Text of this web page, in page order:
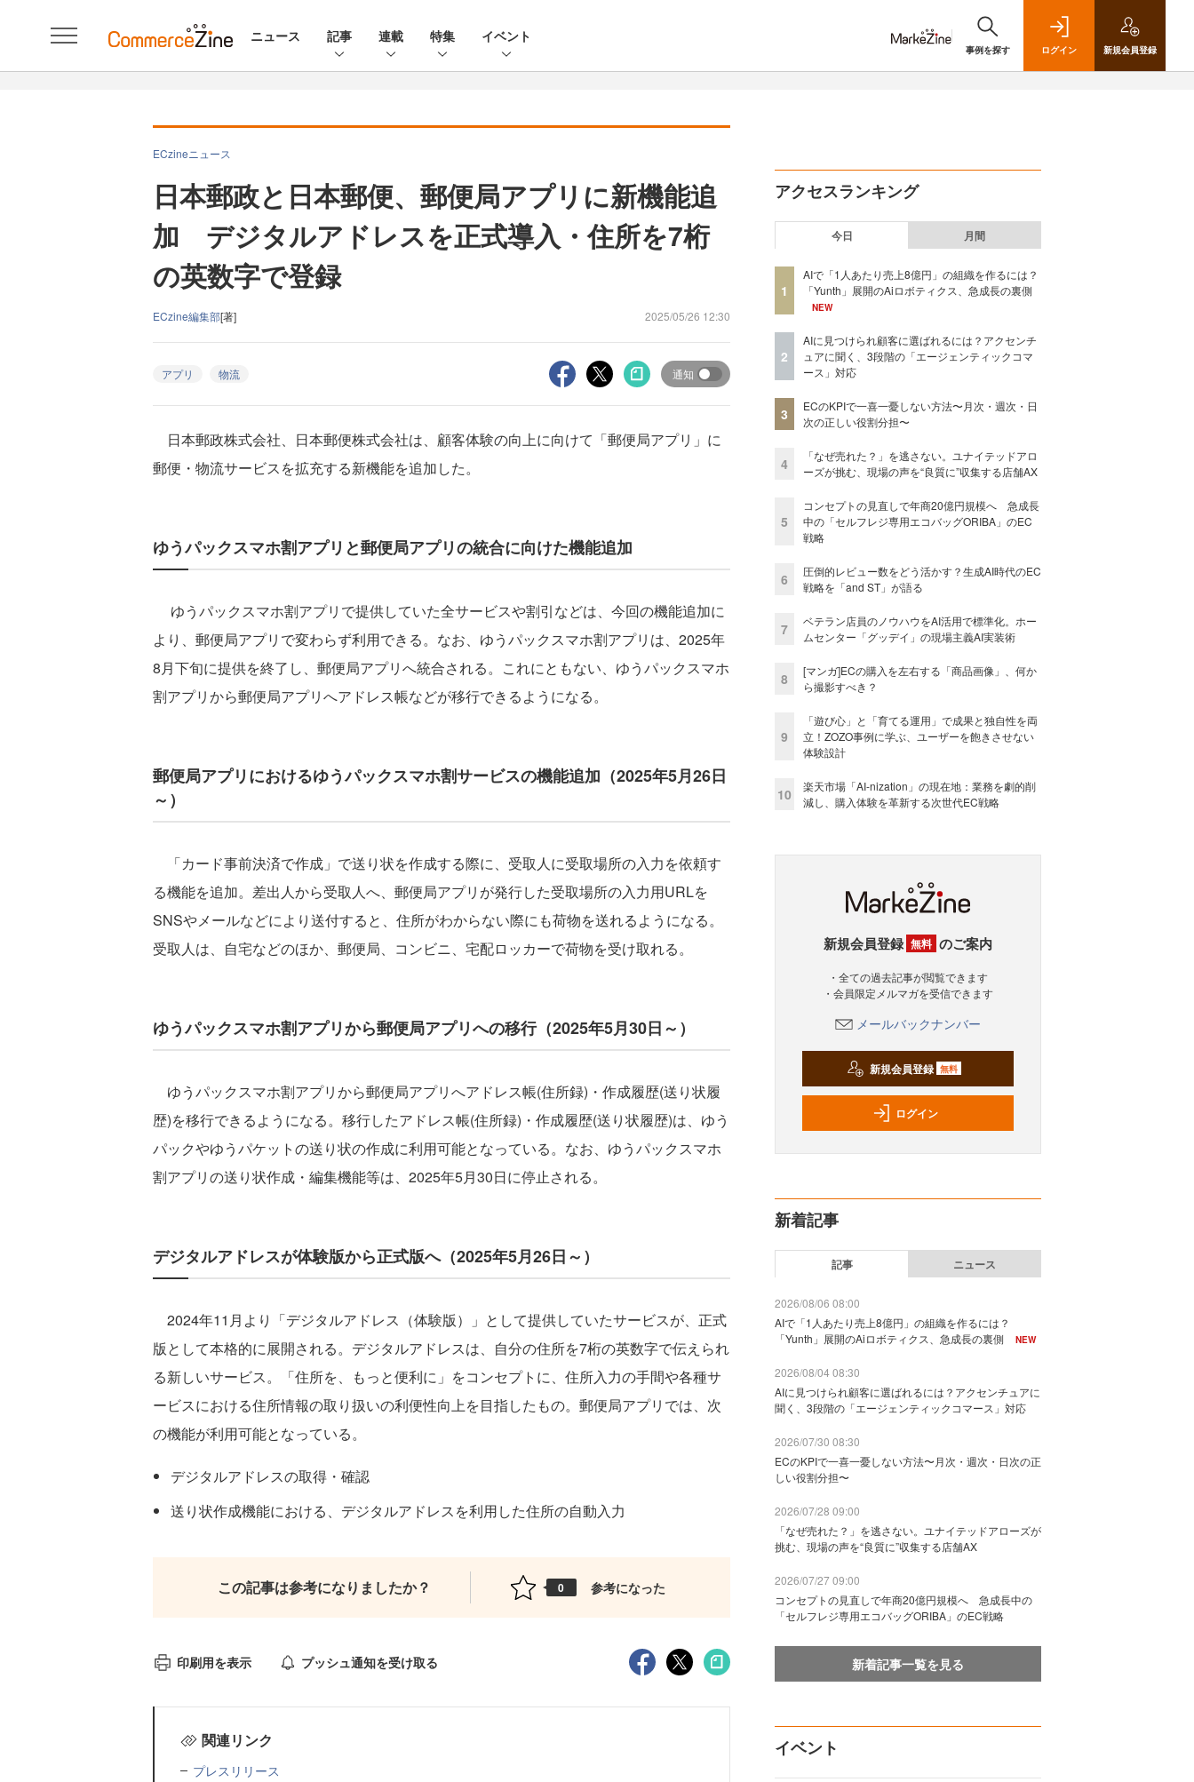
ニュース 記事 連載 特集 イベント
事例を探す ログイン 新規会員登録
ECzineニュース
日本郵政と日本郵便、郵便局アプリに新機能追
加 デジタルアドレスを正式導入・住所を7桁
の英数字で登録
ECzine編集部[著] 2025/05/26 12:30
アプリ 物流 通知
日本郵政株式会社、日本郵便株式会社は、顧客体験の向上に向けて「郵便局アプリ」に
郵便・物流サービスを拡充する新機能を追加した。
ゆうパックスマホ割アプリと郵便局アプリの統合に向けた機能追加
ゆうパックスマホ割アプリで提供していた全サービスや割引などは、今回の機能追加に
より、郵便局アプリで変わらず利用できる。なお、ゆうパックスマホ割アプリは、2025年
8月下旬に提供を終了し、郵便局アプリへ統合される。これにともない、ゆうパックスマホ
割アプリから郵便局アプリへアドレス帳などが移行できるようになる。
郵便局アプリにおけるゆうパックスマホ割サービスの機能追加（2025年5月26日
～）
「カード事前決済で作成」で送り状を作成する際に、受取人に受取場所の入力を依頼す
る機能を追加。差出人から受取人へ、郵便局アプリが発行した受取場所の入力用URLを
SNSやメールなどにより送付すると、住所がわからない際にも荷物を送れるようになる。
受取人は、自宅などのほか、郵便局、コンビニ、宅配ロッカーで荷物を受け取れる。
ゆうパックスマホ割アプリから郵便局アプリへの移行（2025年5月30日～）
ゆうパックスマホ割アプリから郵便局アプリへアドレス帳(住所録)・作成履歴(送り状履
歴)を移行できるようになる。移行したアドレス帳(住所録)・作成履歴(送り状履歴)は、ゆう
パックやゆうパケットの送り状の作成に利用可能となっている。なお、ゆうパックスマホ
割アプリの送り状作成・編集機能等は、2025年5月30日に停止される。
デジタルアドレスが体験版から正式版へ（2025年5月26日～）
2024年11月より「デジタルアドレス（体験版）」として提供していたサービスが、正式
版として本格的に展開される。デジタルアドレスは、自分の住所を7桁の英数字で伝えられ
る新しいサービス。「住所を、もっと便利に」をコンセプトに、住所入力の手間や各種サ
ービスにおける住所情報の取り扱いの利便性向上を目指したもの。郵便局アプリでは、次
の機能が利用可能となっている。
デジタルアドレスの取得・確認
送り状作成機能における、デジタルアドレスを利用した住所の自動入力
この記事は参考になりましたか？ 0 参考になった
印刷用を表示 プッシュ通知を受け取る
関連リンク
プレスリリース
アクセスランキング
今日 月間
1
AIで「1人あたり売上8億円」の組織を作るには？
「Yunth」展開のAiロボティクス、急成長の裏側
NEW
2
AIに見つけられ顧客に選ばれるには？アクセンチ
ュアに聞く、3段階の「エージェンティックコマ
ース」対応
3
ECのKPIで一喜一憂しない方法〜月次・週次・日
次の正しい役割分担〜
4
「なぜ売れた？」を逃さない。ユナイテッドアロ
ーズが挑む、現場の声を“良質に”収集する店舗AX
5
コンセプトの見直しで年商20億円規模へ 急成長
中の「セルフレジ専用エコバッグORIBA」のEC
戦略
6
圧倒的レビュー数をどう活かす？生成AI時代のEC
戦略を「and ST」が語る
7
ベテラン店員のノウハウをAI活用で標準化。ホー
ムセンター「グッデイ」の現場主義AI実装術
8
[マンガ]ECの購入を左右する「商品画像」、何か
ら撮影すべき？
9
「遊び心」と「育てる運用」で成果と独自性を両
立！ZOZO事例に学ぶ、ユーザーを飽きさせない
体験設計
10
楽天市場「AI-nization」の現在地：業務を劇的削
減し、購入体験を革新する次世代EC戦略
新規会員登録 無料 のご案内
・全ての過去記事が閲覧できます
・会員限定メルマガを受信できます
メールバックナンバー
新規会員登録 無料
ログイン
新着記事
記事 ニュース
2026/08/06 08:00
AIで「1人あたり売上8億円」の組織を作るには？
「Yunth」展開のAiロボティクス、急成長の裏側
NEW
2026/08/04 08:30
AIに見つけられ顧客に選ばれるには？アクセンチュアに
聞く、3段階の「エージェンティックコマース」対応
2026/07/30 08:30
ECのKPIで一喜一憂しない方法〜月次・週次・日次の正
しい役割分担〜
2026/07/28 09:00
「なぜ売れた？」を逃さない。ユナイテッドアローズが
挑む、現場の声を“良質に”収集する店舗AX
2026/07/27 09:00
コンセプトの見直しで年商20億円規模へ 急成長中の
「セルフレジ専用エコバッグORIBA」のEC戦略
新着記事一覧を見る
イベント